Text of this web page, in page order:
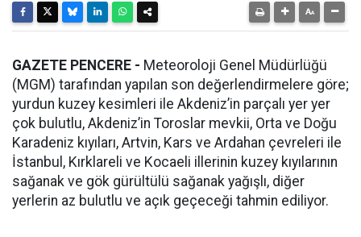
GAZETE PENCERE - Meteoroloji Genel Müdürlüğü
(MGM) tarafından yapılan son değerlendirmelere göre;
yurdun kuzey kesimleri ile Akdeniz’in parçalı yer yer
çok bulutlu, Akdeniz’in Toroslar mevkii, Orta ve Doğu
Karadeniz kıyıları, Artvin, Kars ve Ardahan çevreleri ile
İstanbul, Kırklareli ve Kocaeli illerinin kuzey kıyılarının
sağanak ve gök gürültülü sağanak yağışlı, diğer
yerlerin az bulutlu ve açık geçeceği tahmin ediliyor.